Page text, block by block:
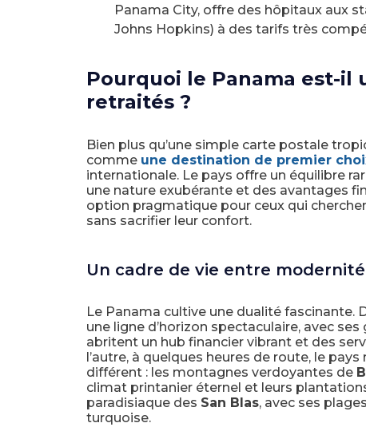
Panama City, offre des hôpitaux aux
Johns Hopkins) à des tarifs très
Pourquoi le Panama est-il
retraités ?
Bien plus qu’une simple carte postale
comme une destination de premier
internationale. Le pays offre un équilibre
une nature exubérante et des avantages
option pragmatique pour ceux qui
sans sacrifier leur confort.
Un cadre de vie entre
Le Panama cultive une dualité fascinante.
une ligne d’horizon spectaculaire, avec
abritent un hub financier vibrant et des
l’autre, à quelques heures de route, le
différent : les montagnes verdoyantes de
climat printanier éternel et leurs
paradisiaque des San Blas, avec ses
turquoise.